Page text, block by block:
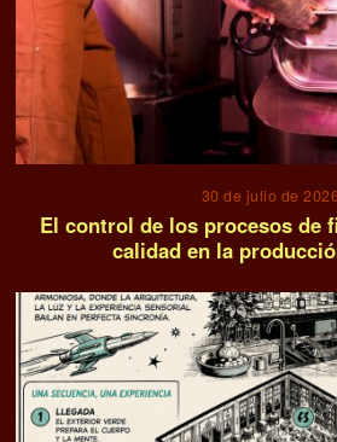
30 de julio de
El control de los procesos de
calidad en la